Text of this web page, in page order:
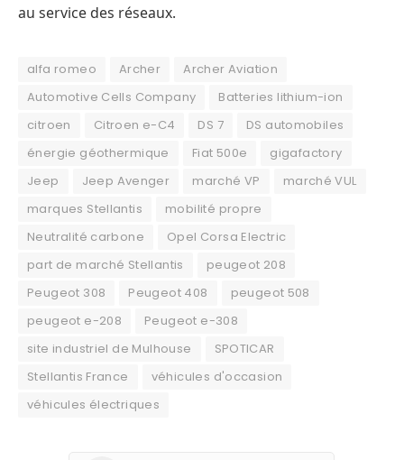
au service des réseaux.
alfa romeo Archer
Archer Aviation
Automotive Cells Company
Batteries lithium-ion
citroen
Citroen e-C4 DS 7
DS automobiles
énergie géothermique
Fiat 500e
gigafactory
Jeep
Jeep Avenger marché VP
marché VUL
marques Stellantis
mobilité propre
Neutralité carbone
Opel Corsa Electric
part de marché Stellantis
peugeot 208
Peugeot 308
Peugeot 408
peugeot 508
peugeot e-208
Peugeot e-308
site industriel de Mulhouse
SPOTICAR
Stellantis France
véhicules d'occasion
véhicules électriques